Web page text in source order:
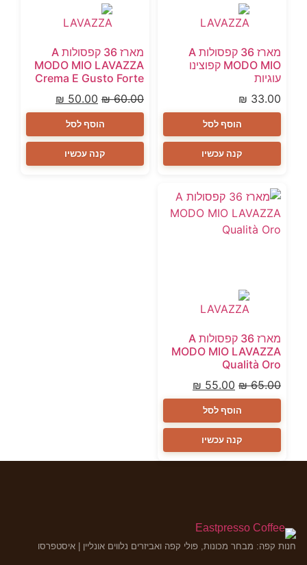
מארז 36 קפסולות A
MODO MIO קפוצינו
עוגיות
₪ 33.00
הוסף לסל
קנה עכשיו
מארז 36 קפסולות A
MODO MIO LAVAZZA
Crema E Gusto Forte
₪60.00
₪ 50.00
הוסף לסל
קנה עכשיו
מארז 36 קפסולות A
MODO MIO LAVAZZA
Qualità Oro
₪65.00
₪ 55.00
הוסף לסל
קנה עכשיו
חנות קפה: מבחר מכונות, פולי קפה ואביזרים נלווים אונליין | איסטפרסו